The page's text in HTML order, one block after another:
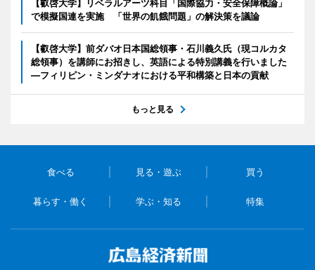
【叡啓大学】リベラルアーツ科目「国際協力・安全保障概論」
で模擬国連を実施 「世界の飢餓問題」の解決策を議論
【叡啓大学】前ダバオ日本国総領事・石川義久氏（現コルカタ
総領事）を講師にお招きし、英語による特別講義を行いました
―フィリピン・ミンダナオにおける平和構築と日本の貢献
もっと見る
食べる 見る・遊ぶ 買う
暮らす・働く 学ぶ・知る 特集